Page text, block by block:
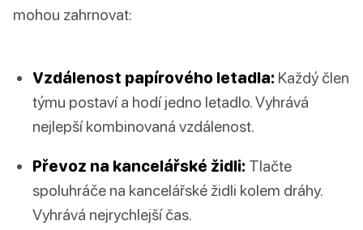
mohou zahrnovat:
Vzdálenost papírového letadla: Každý člen
týmu postaví a hodí jedno letadlo. Vyhrává
nejlepší kombinovaná vzdálenost.
Převoz na kancelářské židli: Tlačte
spoluhráče na kancelářské židli kolem dráhy.
Vyhrává nejrychlejší čas.